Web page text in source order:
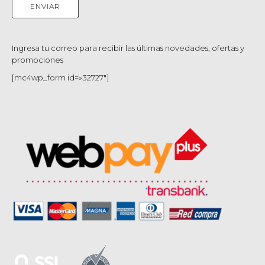
Ingresa tu correo para recibir las últimas novedades, ofertas y
promociones
[mc4wp_form id=»32727″]